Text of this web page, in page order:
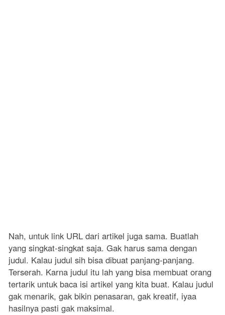
Nah, untuk link URL dari artikel juga sama. Buatlah
yang singkat-singkat saja. Gak harus sama dengan
judul. Kalau judul sih bisa dibuat panjang-panjang.
Terserah. Karna judul itu lah yang bisa membuat orang
tertarik untuk baca isi artikel yang kita buat. Kalau judul
gak menarik, gak bikin penasaran, gak kreatif, iyaa
hasilnya pasti gak maksimal.